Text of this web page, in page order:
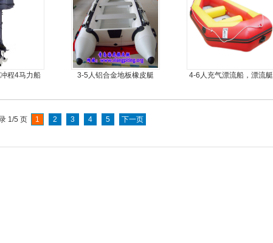
程4马力船
3-5人铝合金地板橡皮艇 4-6人充气漂流船，漂流艇
1/5 页 1 2 3 4 5 下一页